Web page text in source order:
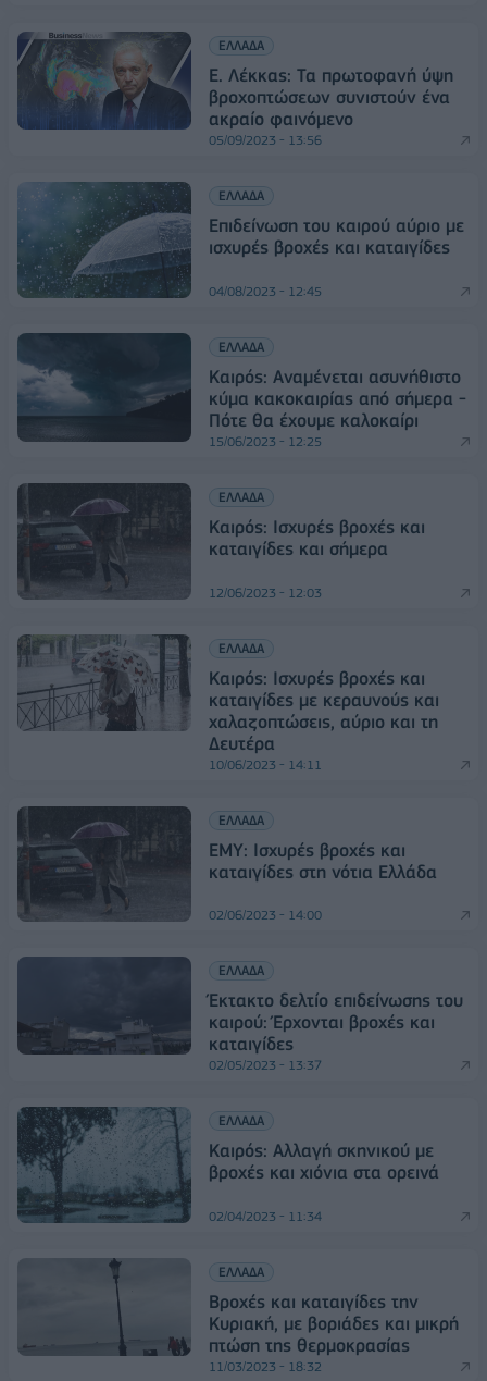
ΕΛΛΑΔΑ
Ε. Λέκκας: Τα πρωτοφανή ύψη
βροχοπτώσεων συνιστούν ένα
ακραίο φαινόμενο
05/09/2023 - 13:56
ΕΛΛΑΔΑ
Επιδείνωση του καιρού αύριο με
ισχυρές βροχές και καταιγίδες
04/08/2023 - 12:45
ΕΛΛΑΔΑ
Καιρός: Αναμένεται ασυνήθιστο
κύμα κακοκαιρίας από σήμερα -
Πότε θα έχουμε καλοκαίρι
15/06/2023 - 12:25
ΕΛΛΑΔΑ
Καιρός: Ισχυρές βροχές και
καταιγίδες και σήμερα
12/06/2023 - 12:03
ΕΛΛΑΔΑ
Καιρός: Ισχυρές βροχές και
καταιγίδες με κεραυνούς και
χαλαζοπτώσεις, αύριο και τη
Δευτέρα
10/06/2023 - 14:11
ΕΛΛΑΔΑ
ΕΜΥ: Ισχυρές βροχές και
καταιγίδες στη νότια Ελλάδα
02/06/2023 - 14:00
ΕΛΛΑΔΑ
Έκτακτο δελτίο επιδείνωσης του
καιρού: Έρχονται βροχές και
καταιγίδες
02/05/2023 - 13:37
ΕΛΛΑΔΑ
Καιρός: Αλλαγή σκηνικού με
βροχές και χιόνια στα ορεινά
02/04/2023 - 11:34
ΕΛΛΑΔΑ
Βροχές και καταιγίδες την
Κυριακή, με βοριάδες και μικρή
πτώση της θερμοκρασίας
11/03/2023 - 18:32